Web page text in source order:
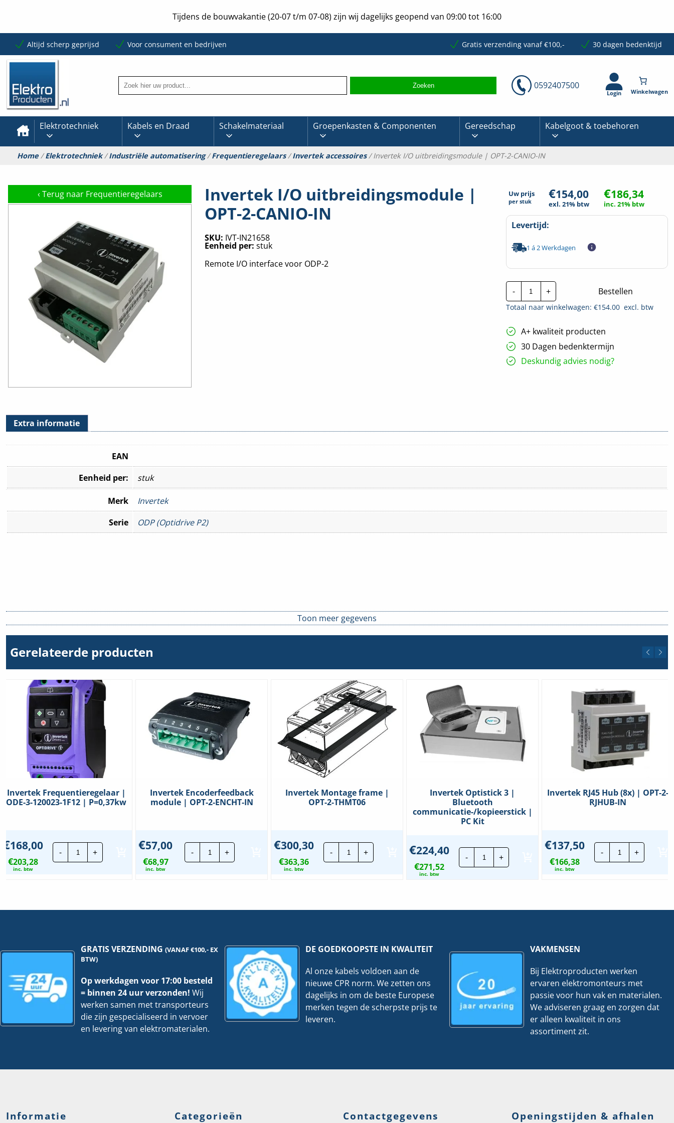
Tijdens de bouwvakantie (20-07 t/m 07-08) zijn wij dagelijks geopend van 09:00 tot 16:00
Altijd scherp geprijsd Voor consument en bedrijven Gratis verzending vanaf €100,- 30 dagen bedenktijd
0592407500
Login
Elektrotechniek Kabels en Draad Schakelmateriaal Groepenkasten & Componenten Gereedschap Kabelgoot & toebehoren
Home/Elektrotechniek/Industriële automatisering/Frequentieregelaars/Invertek accessoires/ Invertek I/O uitbreidingsmodule | OPT-2-CANIO-IN
‹ Terug naar Frequentieregelaars
Invertek I/O uitbreidingsmodule |
OPT-2-CANIO-IN
SKU: IVT-IN21658
Eenheid per: stuk
Remote I/O interface voor ODP-2
Uw prijs
per stuk €154,00
exl. 21% btw
€186,34
inc. 21% btw
Levertijd:
1 á 2 Werkdagen
-
Invertek
I/O
uitbreidingsmodule
|
2-
CANIO-
IN
hoeveelheid
+ Bestellen
Totaal naar winkelwagen: €154.00excl. btw
A+ kwaliteit producten
30 Dagen bedenktermijn
Deskundig advies nodig?
Extra informatie
EAN
Eenheid per:
stuk
Merk
Invertek
Serie
ODP (Optidrive P2)
Toon meer gegevens
Gerelateerde producten
Invertek Frequentieregelaar |
ODE-3-120023-1F12 | P=0,37kw
€168,00
€203,28
inc. btw
-
Invertek
Frequentieregelaar
|
P=0,37kw
+
Invertek Encoderfeedback
module | OPT-2-ENCHT-IN
€57,00
€68,97
inc. btw
-
Invertek
Encoderfeedback
module
hoeveelheid
+
Invertek Montage frame |
OPT-2-THMT06
€300,30
€363,36
inc. btw
-
Invertek
Montage
frame
+
Invertek Optistick 3 |
Bluetooth
communicatie-/kopieerstick |
PC Kit
€224,40
€271,52
inc. btw
-
Invertek
Optistick
3
+
Invertek RJ45 Hub (8x) | OPT-2-
RJHUB-IN
€137,50
€166,38
inc. btw
-
Invertek
RJ45
Hub
IN
+
GRATIS VERZENDING(VANAF €100,- EX
BTW)
Op werkdagen voor 17:00 besteld
= binnen 24 uur verzonden! Wij
werken samen met transporteurs
die zijn gespecialiseerd in vervoer
en levering van elektromaterialen.
DE GOEDKOOPSTE IN KWALITEIT
Al onze kabels voldoen aan de
nieuwe CPR norm. We zetten ons
dagelijks in om de beste Europese
merken tegen de scherpste prijs te
leveren.
VAKMENSEN
Bij Elektroproducten werken
ervaren elektromonteurs met
passie voor hun vak en materialen.
We adviseren graag en zorgen dat
er alleen kwaliteit in ons
assortiment zit.
Informatie Categorieën Contactgegevens Openingstijden & afhalen